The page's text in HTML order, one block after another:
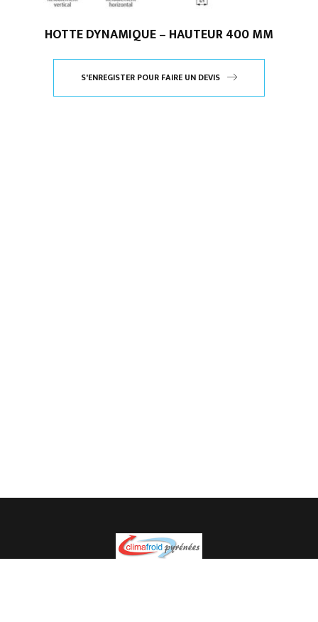
HOTTE DYNAMIQUE – HAUTEUR 400 MM
S'ENREGISTER POUR FAIRE UN DEVIS